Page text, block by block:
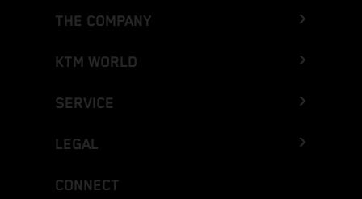
THE COMPANY
KTM WORLD
SERVICE
LEGAL
CONNECT